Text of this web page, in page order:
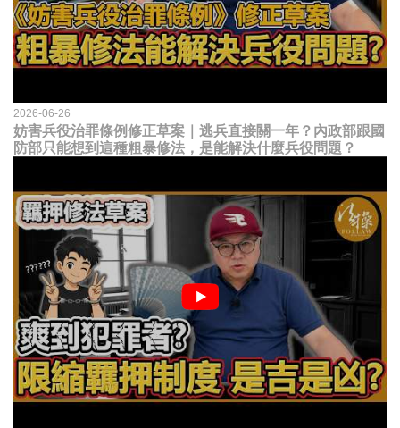
2026-06-26
妨害兵役治罪條例修正草案｜逃兵直接關一年？內政部跟國
防部只能想到這種粗暴修法，是能解決什麼兵役問題？